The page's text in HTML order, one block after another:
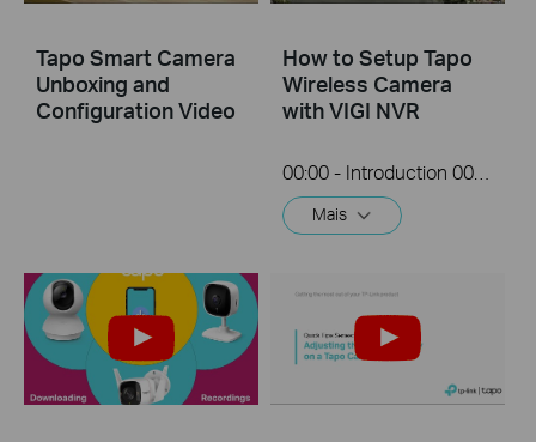
Tapo Smart Camera
Unboxing and
Configuration Video
How to Setup Tapo
Wireless Camera
with VIGI NVR
00:00 - Introduction 00:08 - Connection Diagram 00:13 - Setting up the Tapo camera ONVIF account 00:37 - Adding the Tapo camera in the VIGI NVR 02:36 - Fix Tapo camera IP address on router 03:00 - Controlling the Tapo camera from the NVR
Mais